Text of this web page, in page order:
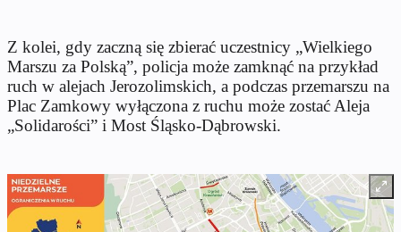
Z kolei, gdy zaczną się zbierać uczestnicy „Wielkiego
Marszu za Polską”, policja może zamknąć na przykład
ruch w alejach Jerozolimskich, a podczas przemarszu na
Plac Zamkowy wyłączona z ruchu może zostać Aleja
„Solidarości” i Most Śląsko-Dąbrowski.